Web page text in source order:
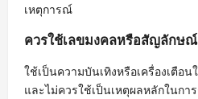
เหตุการณ์
ควรใช้เลขมงคลหรือสัญลักษณ์
ใช้เป็นความบันเทิงหรือเครื่องเตือ
และไม่ควรใช้เป็นเหตุผลหลักในกา